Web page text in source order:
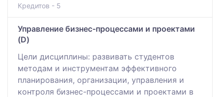
Кредитов - 5
Управление бизнес-процессами и проектами
(D)
Цели дисциплины: развивать студентов
методам и инструментам эффективного
планирования, организации, управления и
контроля бизнес-процессами и проектами в